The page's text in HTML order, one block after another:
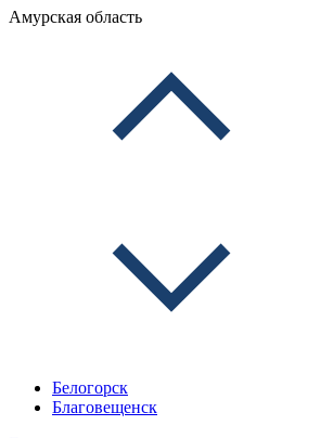
Амурская область
Белогорск
Благовещенск